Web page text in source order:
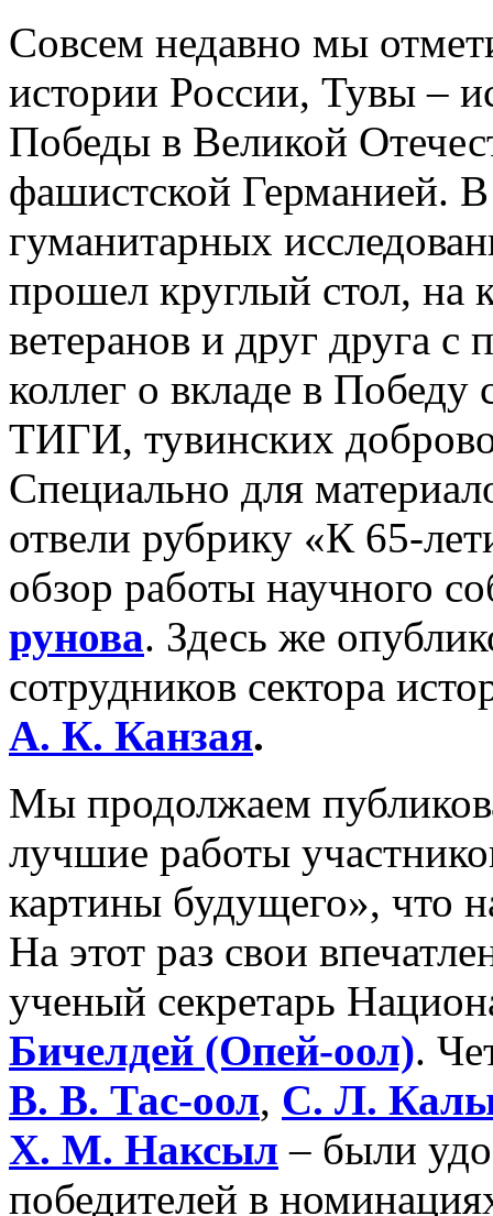
Совсем недавно мы
истории России, Тувы –
Победы в Великой
фашистской Германией.
гуманитарных
прошел круглый стол, на
ветеранов и друг друга
коллег о вкладе в
ТИГИ, тувинских
Специально для
отвели рубрику «К 65-
обзор работы научного
рунова. Здесь же
сотрудников сектора
А. К. Канзая.
Мы продолжаем
лучшие работы
картины будущего», что
На этот раз свои
ученый секретарь
Бичелдей (Опей-оол).
В. В. Тас-оол, С. Л.
Х. М. Наксыл – были
победителей в